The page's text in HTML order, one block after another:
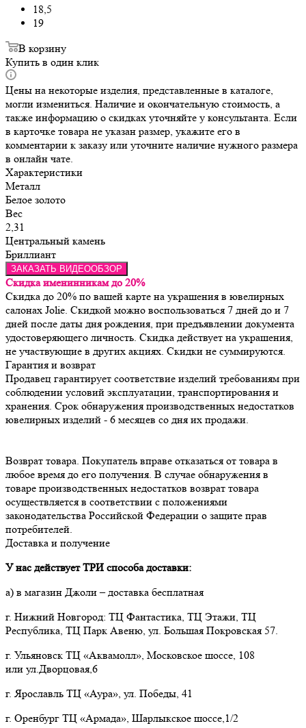
18,5
19
В корзину
Купить в один клик
Цены на некоторые изделия, представленные в каталоге,
могли измениться. Наличие и окончательную стоимость, а
также информацию о скидках уточняйте у консультанта. Если
в карточке товара не указан размер, укажите его в
комментарии к заказу или уточните наличие нужного размера
в онлайн чате.
Характеристики
Металл
Белое золото
Вес
2,31
Центральный камень
Бриллиант
ЗАКАЗАТЬ ВИДЕООБЗОР
Скидка именинникам до 20%
Скидка до 20% по вашей карте на украшения в ювелирных
салонах Jolie. Скидкой можно воспользоваться 7 дней до и 7
дней после даты дня рождения, при предъявлении документа
удостоверяющего личность. Скидка действует на украшения,
не участвующие в других акциях. Скидки не суммируются.
Гарантия и возврат
Продавец гарантирует соответствие изделий требованиям при
соблюдении условий эксплуатации, транспортирования и
хранения. Срок обнаружения производственных недостатков
Возврат товара. Покупатель вправе отказаться от товара в
любое время до его получения. В случае обнаружения в
товаре производственных недостатков возврат товара
осуществляется в соответствии с положениями
законодательства Российской Федерации о защите прав
потребителей.
Доставка и получение
У нас действует ТРИ способа доставки:
а) в магазин Джоли – доставка бесплатная
г. Нижний Новгород: ТЦ Фантастика, ТЦ Этажи, ТЦ
Республика, ТЦ Парк Авеню, ул. Большая Покровская 57.
г. Ульяновск ТЦ «Аквамолл», Московское шоссе, 108
или ул.Дворцовая,6
г. Ярославль ТЦ «Аура», ул. Победы, 41
г. Оренбург ТЦ «Армада», Шарлыкское шоссе,1/2